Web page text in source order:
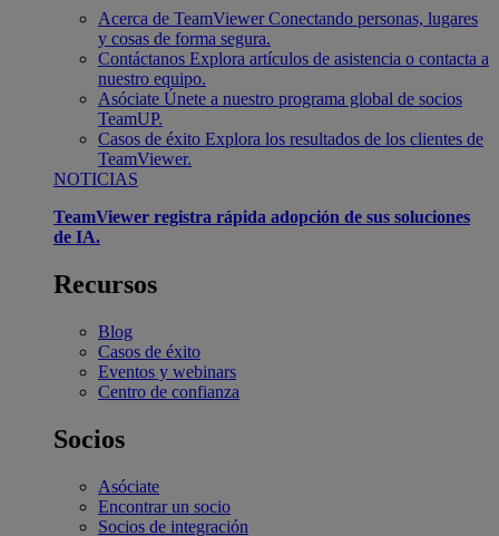
Acerca de TeamViewer Conectando personas, lugares
y cosas de forma segura.
Contáctanos Explora artículos de asistencia o contacta a
nuestro equipo.
Asóciate Únete a nuestro programa global de socios
TeamUP.
Casos de éxito Explora los resultados de los clientes de
TeamViewer.
NOTICIAS
TeamViewer registra rápida adopción de sus soluciones
de IA.
Recursos
Blog
Casos de éxito
Eventos y webinars
Centro de confianza
Socios
Asóciate
Encontrar un socio
Socios de integración